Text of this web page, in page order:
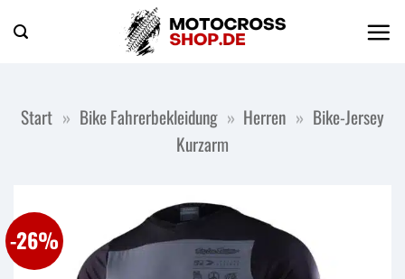
Inhalt
Start » Bike Fahrerbekleidung » Herren » Bike-Jersey
Kurzarm
-26%